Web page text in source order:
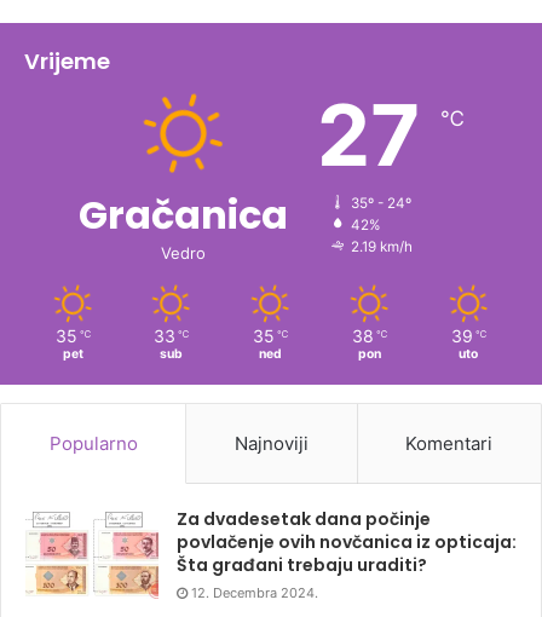
Vrijeme
Gračanica
Vedro
27 ℃
35º - 24º
42%
2.19 km/h
35 ℃
pet
33 ℃
sub
35 ℃
ned
38 ℃
pon
39 ℃
uto
Popularno Najnoviji Komentari
Za dvadesetak dana počinje
povlačenje ovih novčanica iz opticaja:
Šta građani trebaju uraditi?
12. Decembra 2024.